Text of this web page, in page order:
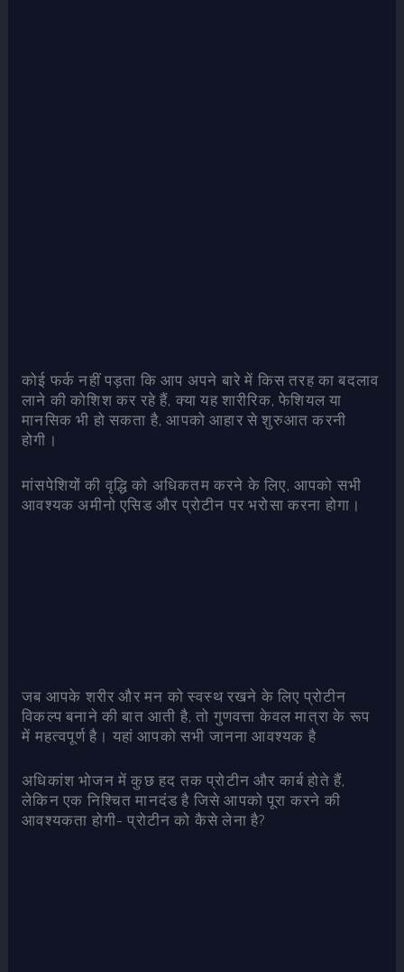
कोई फर्क नहीं पड़ता कि आप अपने बारे में किस तरह का बदलाव
लाने की कोशिश कर रहे हैं, क्या यह शारीरिक, फेशियल या
मानसिक भी हो सकता है, आपको आहार से शुरुआत करनी
होगी।
मांसपेशियों की वृद्धि को अधिकतम करने के लिए, आपको सभी
आवश्यक अमीनो एसिड और प्रोटीन पर भरोसा करना होगा।
जब आपके शरीर और मन को स्वस्थ रखने के लिए प्रोटीन
विकल्प बनाने की बात आती है, तो गुणवत्ता केवल मात्रा के रूप
में महत्वपूर्ण है। यहां आपको सभी जानना आवश्यक है
अधिकांश भोजन में कुछ हद तक प्रोटीन और कार्ब होते हैं,
लेकिन एक निश्चित मानदंड है जिसे आपको पूरा करने की
आवश्यकता होगी- प्रोटीन को कैसे लेना है?